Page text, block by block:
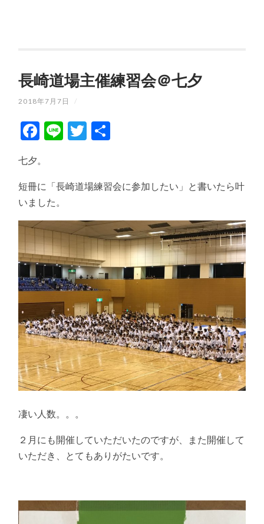
長崎道場主催練習会＠七夕
2018年7月7日 /
Facebook
LineTwitter
七夕。
短冊に「長崎道場練習会に参加したい」と書いたら叶
いました。
凄い人数。。。
２月にも開催していただいたのですが、また開催して
いただき、とてもありがたいです。